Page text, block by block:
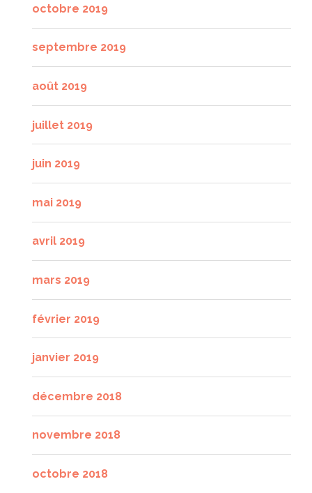
octobre 2019
septembre 2019
août 2019
juillet 2019
juin 2019
mai 2019
avril 2019
mars 2019
février 2019
janvier 2019
décembre 2018
novembre 2018
octobre 2018